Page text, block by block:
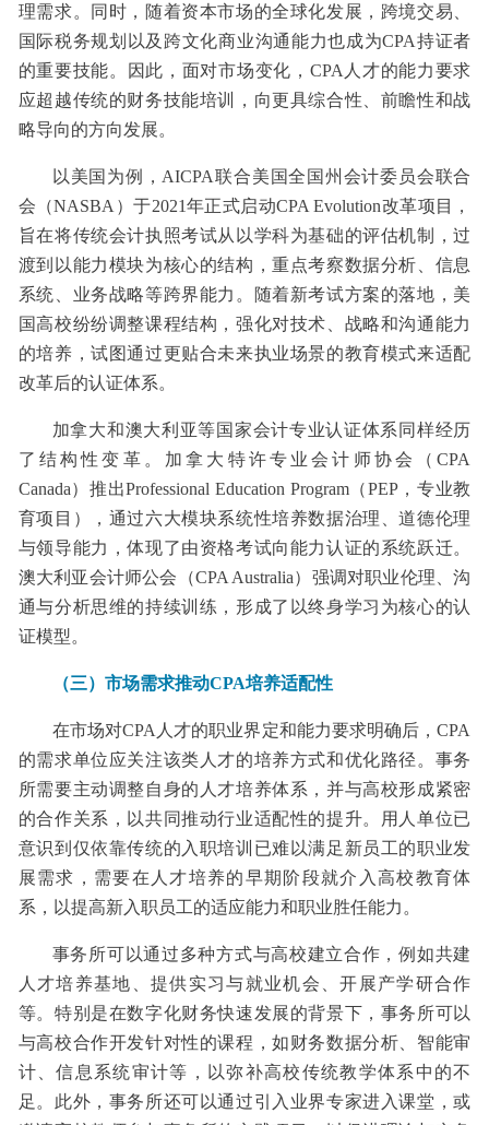
理需求。同时，随着资本市场的全球化发展，跨境交易、
国际税务规划以及跨文化商业沟通能力也成为CPA持证者
的重要技能。因此，面对市场变化，CPA人才的能力要求
应超越传统的财务技能培训，向更具综合性、前瞻性和战
略导向的方向发展。
以美国为例，AICPA联合美国全国州会计委员会联合
会（NASBA）于2021年正式启动CPA Evolution改革项目，
旨在将传统会计执照考试从以学科为基础的评估机制，过
渡到以能力模块为核心的结构，重点考察数据分析、信息
系统、业务战略等跨界能力。随着新考试方案的落地，美
国高校纷纷调整课程结构，强化对技术、战略和沟通能力
的培养，试图通过更贴合未来执业场景的教育模式来适配
改革后的认证体系。
加拿大和澳大利亚等国家会计专业认证体系同样经历
了结构性变革。加拿大特许专业会计师协会（CPA
Canada）推出Professional Education Program（PEP，专业教
育项目），通过六大模块系统性培养数据治理、道德伦理
与领导能力，体现了由资格考试向能力认证的系统跃迁。
澳大利亚会计师公会（CPA Australia）强调对职业伦理、沟
通与分析思维的持续训练，形成了以终身学习为核心的认
证模型。
（三）市场需求推动CPA培养适配性
在市场对CPA人才的职业界定和能力要求明确后，CPA
的需求单位应关注该类人才的培养方式和优化路径。事务
所需要主动调整自身的人才培养体系，并与高校形成紧密
的合作关系，以共同推动行业适配性的提升。用人单位已
意识到仅依靠传统的入职培训已难以满足新员工的职业发
展需求，需要在人才培养的早期阶段就介入高校教育体
系，以提高新入职员工的适应能力和职业胜任能力。
事务所可以通过多种方式与高校建立合作，例如共建
人才培养基地、提供实习与就业机会、开展产学研合作
等。特别是在数字化财务快速发展的背景下，事务所可以
与高校合作开发针对性的课程，如财务数据分析、智能审
计、信息系统审计等，以弥补高校传统教学体系中的不
足。此外，事务所还可以通过引入业界专家进入课堂，或